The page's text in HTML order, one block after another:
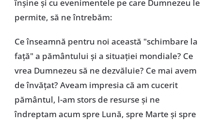
înșine și cu evenimentele pe care Dumnezeu le
permite, să ne întrebăm:
Ce înseamnă pentru noi această "schimbare la
față" a pământului și a situației mondiale? Ce
vrea Dumnezeu să ne dezvăluie? Ce mai avem
de învățat? Aveam impresia că am cucerit
pământul, l-am stors de resurse și ne
îndreptam acum spre Lună, spre Marte și spre